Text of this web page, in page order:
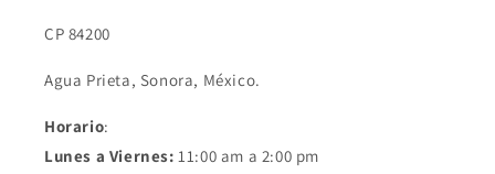
CP 84200
Agua Prieta, Sonora, México.
Horario:
Lunes a Viernes: 11:00 am a 2:00 pm